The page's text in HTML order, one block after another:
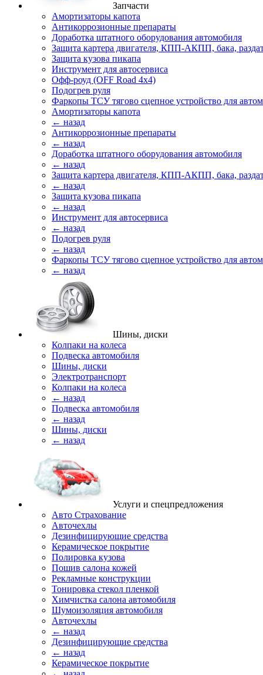
Запчасти
Амортизаторы капота
Антикоррозионные препараты
Доработка штатного оборудования автомобиля
Защита картера двигателя, КПП-АКПП, бака,
Защита кузова пикапа
Инструмент для автосервиса
Офф-роуд (OFF Road 4x4)
Подогрев руля
Фаркопы ТСУ тягово сцепное устройство для
Амортизаторы капота
← назад
Антикоррозионные препараты
← назад
Доработка штатного оборудования автомобиля
← назад
Защита картера двигателя, КПП-АКПП, бака,
← назад
Защита кузова пикапа
← назад
Инструмент для автосервиса
← назад
Подогрев руля
← назад
Фаркопы ТСУ тягово сцепное устройство для
← назад
Шины, диски
Колпаки на колеса
Подвеска автомобиля
Шины, диски
Электротранспорт
Колпаки на колеса
← назад
Подвеска автомобиля
← назад
Шины, диски
← назад
Услуги и спецпредложения
Авто Страхование
Авточехлы
Дезинфицирующие средства
Керамическое покрытие
Полировка кузова
Пошив салона кожей
Рекламные конструкции
Тонировка стекол пленкой
Химчистка салона автомобиля
Шумоизоляция автомобиля
Авточехлы
← назад
Дезинфицирующие средства
← назад
Керамическое покрытие